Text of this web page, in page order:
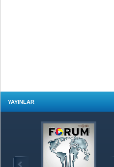
YAYINLAR